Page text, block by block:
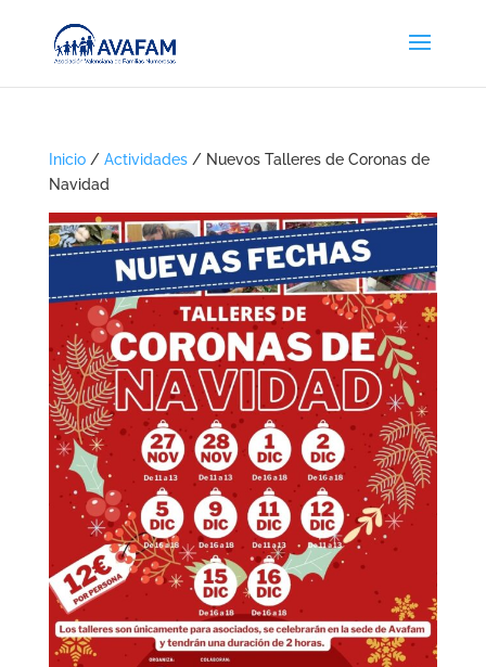
Inicio/ Actividades/ Nuevos Talleres de Coronas de
Navidad